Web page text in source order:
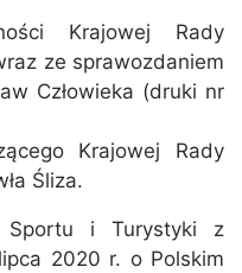
Krajowej Rady
ze sprawozdaniem
Człowieka (druki nr
Krajowej Rady
Śliza.
Sportu i Turystyki z
2020 r. o Polskim